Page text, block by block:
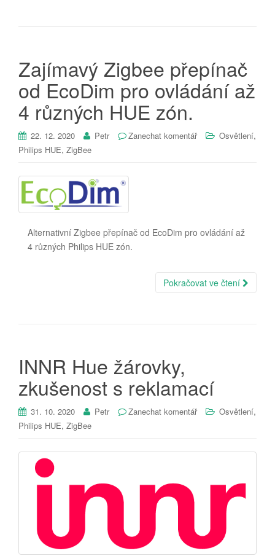
Zajímavý Zigbee přepínač
od EcoDim pro ovládání až
4 různých HUE zón.
22. 12. 2020 Petr Zanechat komentář Osvětlení,
Philips HUE, ZigBee
Alternativní Zigbee přepínač od EcoDim pro ovládání až
4 různých Philips HUE zón.
Pokračovat ve čtení
INNR Hue žárovky,
zkušenost s reklamací
31. 10. 2020 Petr Zanechat komentář Osvětlení,
Philips HUE, ZigBee